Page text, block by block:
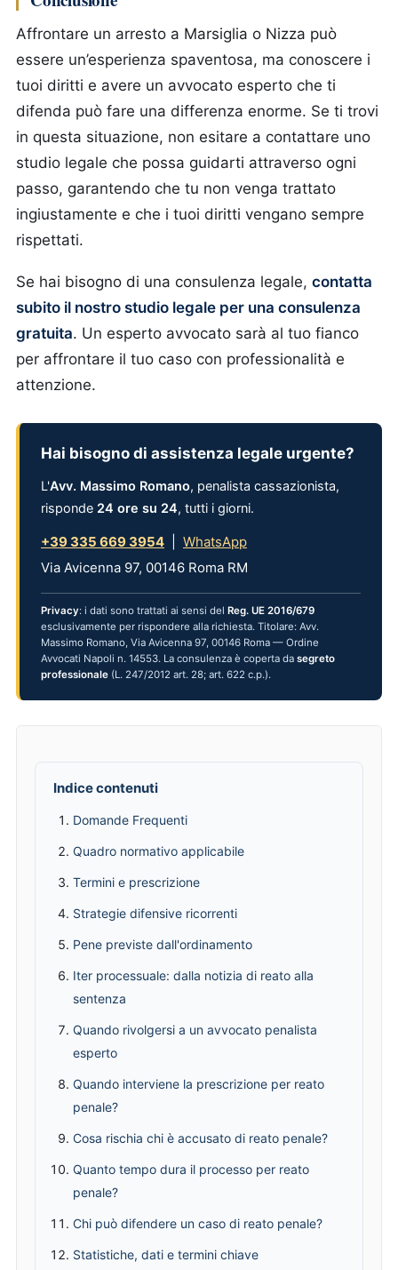
Affrontare un arresto a Marsiglia o Nizza può
essere un’esperienza spaventosa, ma conoscere i
tuoi diritti e avere un avvocato esperto che ti
difenda può fare una differenza enorme. Se ti trovi
in questa situazione, non esitare a contattare uno
studio legale che possa guidarti attraverso ogni
passo, garantendo che tu non venga trattato
ingiustamente e che i tuoi diritti vengano sempre
rispettati.
Se hai bisogno di una consulenza legale, contatta
subito il nostro studio legale per una consulenza
gratuita. Un esperto avvocato sarà al tuo fianco
per affrontare il tuo caso con professionalità e
attenzione.
Hai bisogno di assistenza legale urgente?
L'Avv. Massimo Romano, penalista cassazionista,
risponde 24 ore su 24, tutti i giorni.
+39 335 669 3954
WhatsApp
Via Avicenna 97, 00146 Roma RM
Privacy: i dati sono trattati ai sensi del Reg. UE 2016/679
esclusivamente per rispondere alla richiesta. Titolare: Avv.
Massimo Romano, Via Avicenna 97, 00146 Roma — Ordine
Avvocati Napoli n. 14553. La consulenza è coperta da segreto
professionale (L. 247/2012 art. 28; art. 622 c.p.).
Indice contenuti
Domande Frequenti
Quadro normativo applicabile
Termini e prescrizione
Strategie difensive ricorrenti
Pene previste dall'ordinamento
Iter processuale: dalla notizia di reato alla
sentenza
Quando rivolgersi a un avvocato penalista
esperto
Quando interviene la prescrizione per reato
penale?
Cosa rischia chi è accusato di reato penale?
Quanto tempo dura il processo per reato
penale?
Chi può difendere un caso di reato penale?
Statistiche, dati e termini chiave